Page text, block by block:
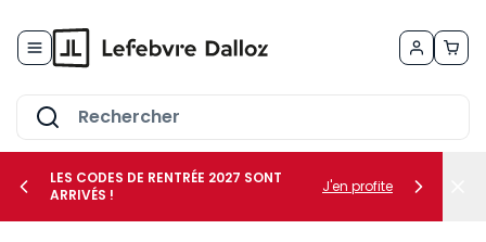
LES CODES DE RENTRÉE 2027 SONT
ARRIVÉS !
J'en profite